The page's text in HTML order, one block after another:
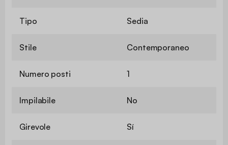
Tipo Sedia
Stile Contemporaneo
Numero posti 1
Impilabile No
Girevole Sí